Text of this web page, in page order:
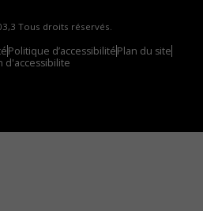
Tous droits réservés.
Politique d’accessibilitéPlan du site
d'accessibilite